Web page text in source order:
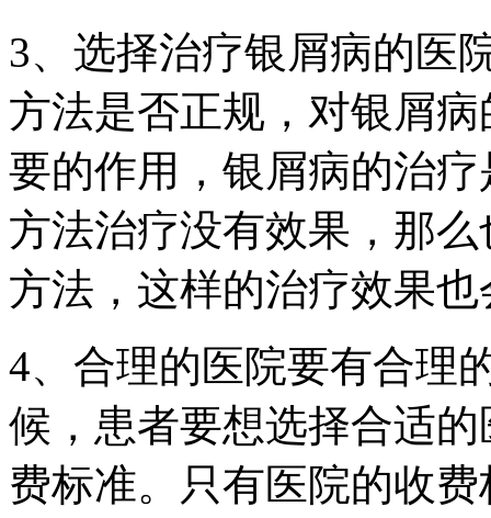
3、选择治疗银屑病的医
方法是否正规，对银屑
要的作用，银屑病的治
方法治疗没有效果，那
方法，这样的治疗效果
4、合理的医院要有合理
候，患者要想选择合适
费标准。只有医院的收